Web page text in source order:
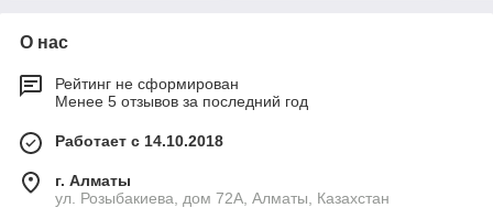
О нас
Рейтинг не сформирован
Менее 5 отзывов за последний год
Работает с 14.10.2018
г. Алматы
ул. Розыбакиева, дом 72А, Алматы, Казахстан